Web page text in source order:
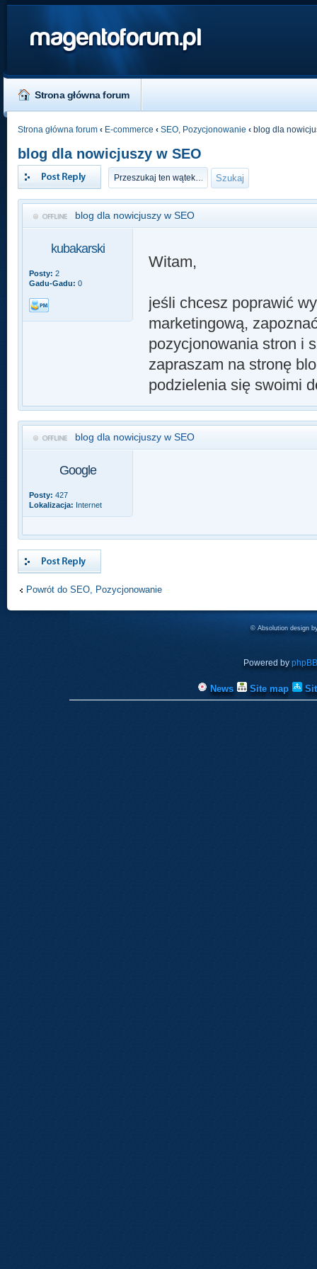
magentoforum.pl
Strona główna forum
Strona główna forum ‹ E-commerce ‹ SEO, Pozycjonowanie ‹ blog dla
blog dla nowicjuszy w SEO
Odpowiedz
blog dla nowicjuszy w SEO
kubakarski
Posty: 2
Gadu-Gadu: 0
Witam,
jeśli chcesz poprawić
marketingową,
pozycjonowania stron i
zapraszam na stronę
podzielenia się swoimi
blog dla nowicjuszy w SEO
Google
Posty: 427
Lokalizacja: Internet
Odpowiedz
Powrót do SEO, Pozycjonowanie
© Absolution design
Powered by phpBB
News Site map